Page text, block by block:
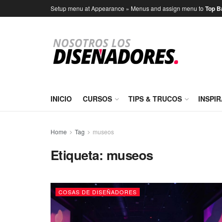
Setup menu at Appearance » Menus and assign menu to Top
INICIO CURSOS TIPS & TRUCOS
Home Tag museos
Etiqueta: museos
COSAS DE DISEÑADORES